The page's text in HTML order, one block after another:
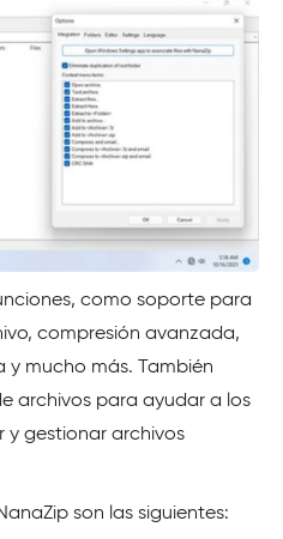
como soporte para
compresión avanzada,
mucho más. También
archivos para ayudar a los
y gestionar archivos
son las siguientes: